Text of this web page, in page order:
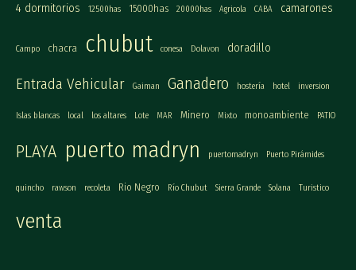
4 dormitorios 12500has 15000has 20000has Agricola CABA camarones
Campo chacra chubut conesa Dolavon doradillo
Entrada Vehicular Gaiman Ganadero hostería hotel inversion
Islas blancas local los altares Lote MAR Minero Mixto monoambiente PATIO
PLAYA puerto madryn puertomadryn Puerto Pirámides
quincho rawson recoleta Rio Negro Río Chubut Sierra Grande Solana Turistico
venta